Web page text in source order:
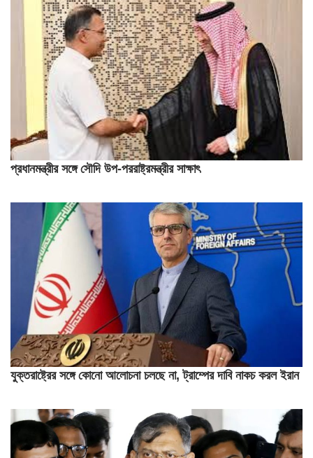
প্রধানমন্ত্রীর সঙ্গে সৌদি উপ-পররাষ্ট্রমন্ত্রীর সাক্ষাৎ
যুক্তরাষ্ট্রের সঙ্গে কোনো আলোচনা চলছে না, ট্রাম্পের দাবি নাকচ করল ইরান